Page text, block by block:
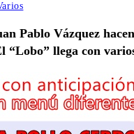
Pablo Vázquez
llega con